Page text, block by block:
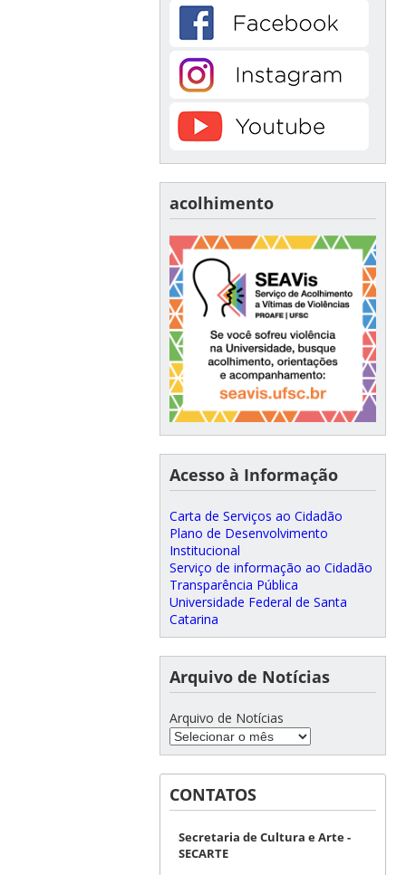
acolhimento
Acesso à Informação
Carta de Serviços ao Cidadão
Plano de Desenvolvimento
Institucional
Serviço de informação ao Cidadão
Transparência Pública
Universidade Federal de Santa
Catarina
Arquivo de Notícias
Arquivo de Notícias
CONTATOS
Secretaria de Cultura e Arte -
SECARTE